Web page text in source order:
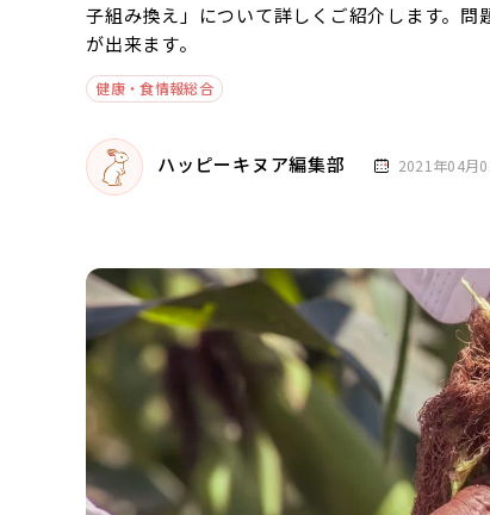
子組み換え」について詳しくご紹介します。
が出来ます。
健康・食情報総合
ハッピーキヌア編集部 2021年04月